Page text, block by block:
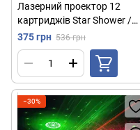
Лазерний проектор 12
картриджів Star Shower /
Світлодіодний проектор /
Вуличний проектор
375 грн 536 грн
−30%